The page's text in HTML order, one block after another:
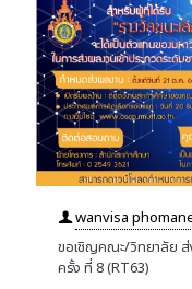
wanvisa
ขอเชิญคณะ/วิทยาลัย ส่
ครั้ง ที่ 8 (RT63)